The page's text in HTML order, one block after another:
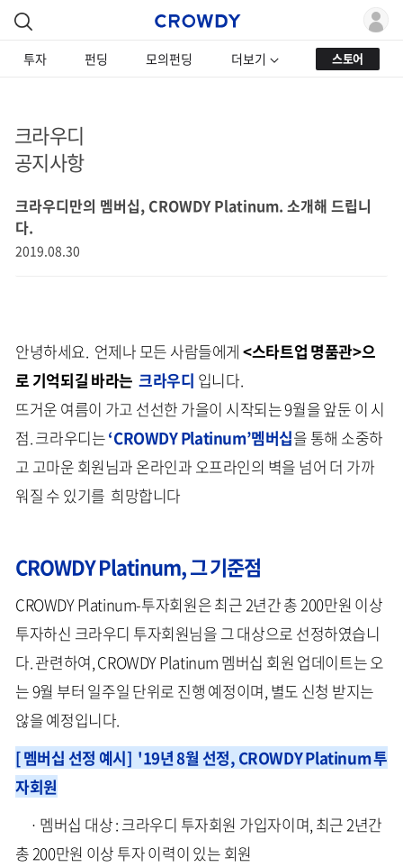
투자 펀딩 모의펀딩 더보기 스토어
크라우디
공지사항
크라우디만의 멤버십, CROWDY Platinum. 소개해 드립니
다.
2019.08.30
안녕하세요. 언제나 모든 사람들에게<스타트업 명품관>으
로 기억되길 바라는크라우디 입니다.
뜨거운 여름이 가고 선선한 가을이 시작되는 9월을 앞둔 이 시
점. 크라우디는‘CROWDY Platinum’멤버십을 통해 소중하
고 고마운 회원님과 온라인과 오프라인의 벽을 넘어 더 가까
워질 수 있기를 희망합니다
CROWDY Platinum, 그 기준점
CROWDY Platinum-투자회원은 최근 2년간 총 200만원 이상
투자하신 크라우디 투자회원님을 그 대상으로 선정하였습니
다. 관련하여, CROWDY Platinum 멤버십 회원 업데이트는 오
는 9월 부터 일주일 단위로 진행 예정이며, 별도 신청 받지는
않을 예정입니다.
[ 멤버십 선정 예시] '19년 8월 선정, CROWDY Platinum 투
자회원
· 멤버십 대상 : 크라우디 투자회원 가입자이며, 최근 2년간
총 200만원 이상 투자 이력이 있는 회원